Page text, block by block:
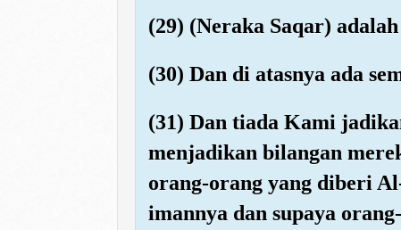
(29) (Neraka Saqar)
(30) Dan di atasnya ada
(31) Dan tiada Kami
menjadikan bilangan
orang-orang yang diberi
imannya dan supaya